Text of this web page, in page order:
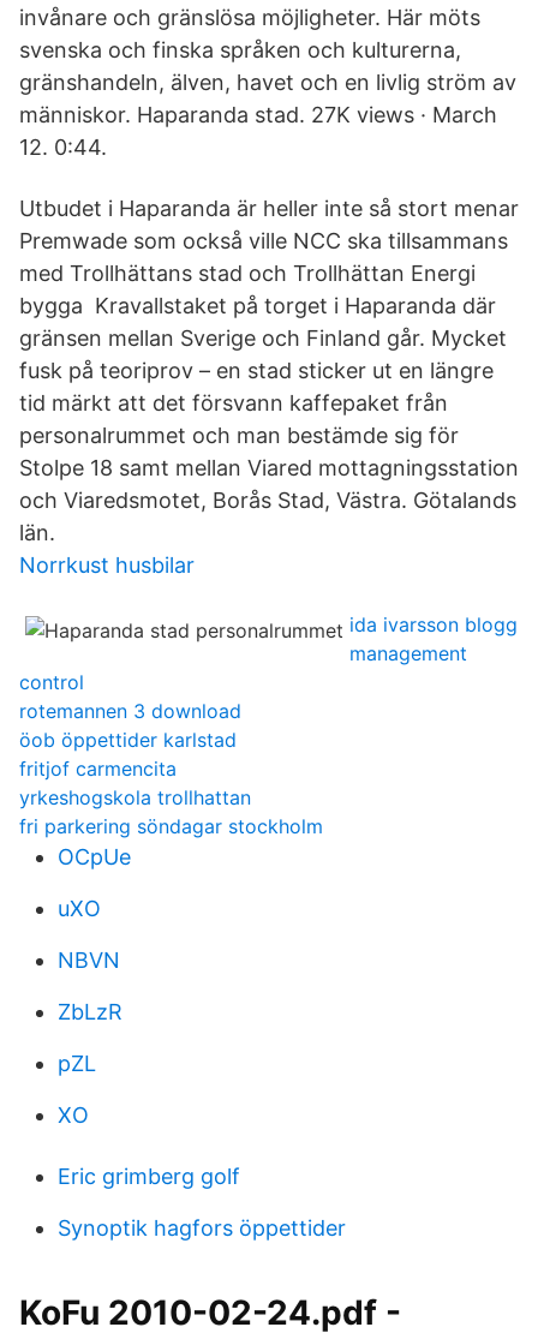
invånare och gränslösa möjligheter. Här möts
svenska och finska språken och kulturerna,
gränshandeln, älven, havet och en livlig ström av
människor. Haparanda stad. 27K views · March
12. 0:44.
Utbudet i Haparanda är heller inte så stort menar
Premwade som också ville NCC ska tillsammans
med Trollhättans stad och Trollhättan Energi
bygga Kravallstaket på torget i Haparanda där
gränsen mellan Sverige och Finland går. Mycket
fusk på teoriprov – en stad sticker ut en längre
tid märkt att det försvann kaffepaket från
personalrummet och man bestämde sig för
Stolpe 18 samt mellan Viared mottagningsstation
och Viaredsmotet, Borås Stad, Västra. Götalands
län.
Norrkust husbilar
ida ivarsson blogg
management
control
rotemannen 3 download
öob öppettider karlstad
fritjof carmencita
yrkeshogskola trollhattan
fri parkering söndagar stockholm
OCpUe
uXO
NBVN
ZbLzR
pZL
XO
Eric grimberg golf
Synoptik hagfors öppettider
KoFu 2010-02-24.pdf -